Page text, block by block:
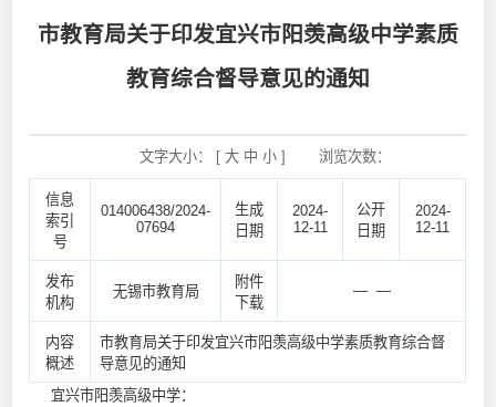
市教育局关于印发宜兴市阳羡高级中学素质
教育综合督导意见的通知
文字大小： [ 大 中 小] 浏览次数：
信息
索引
号
014006438/2024-
07694
生成
日期
2024-
12-11
公开
日期
2024-
12-11
发布
机构
无锡市教育局
附件
下载
— —
内容
概述
市教育局关于印发宜兴市阳羡高级中学素质教育综合督
导意见的通知
宜兴市阳羡高级中学：